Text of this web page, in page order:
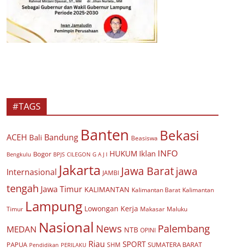
#TAGS
ACEH Bali Bandung Banten Beasiswa Bekasi
Bengkulu Bogor BPJS CILEGON G A J I HUKUM Iklan INFO
Internasional Jakarta JAMBI Jawa Baratjawa
tengah Jawa Timur KALIMANTAN Kalimantan Barat Kalimantan
Timur Lampung Lowongan Kerja Makasar Maluku
MEDAN Nasional News NTB OPINI Palembang
PAPUA Pendidikan PERILAKU Riau SHM SPORT SUMATERA BARAT